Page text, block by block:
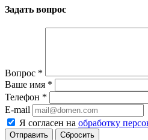
Задать вопрос
Вопрос *
Ваше имя *
Телефон *
E-mail
Я согласен на обработку
Сбросить